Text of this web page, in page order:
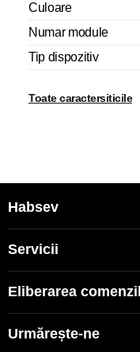
Culoare
Numar module
Tip dispozitiv
Toate caractersiticile
Habsev
Servicii
Eliberarea
Urmărește-ne